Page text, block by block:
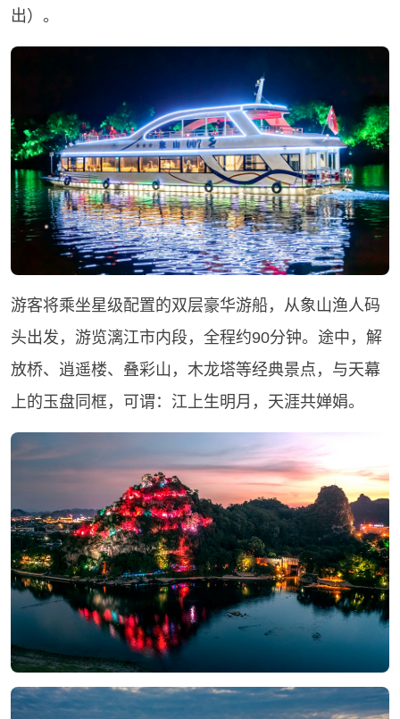
出）。
游客将乘坐星级配置的双层豪华游船，从象山渔人码
头出发，游览漓江市内段，全程约90分钟。途中，解
放桥、逍遥楼、叠彩山，木龙塔等经典景点，与天幕
上的玉盘同框，可谓：江上生明月，天涯共婵娟。